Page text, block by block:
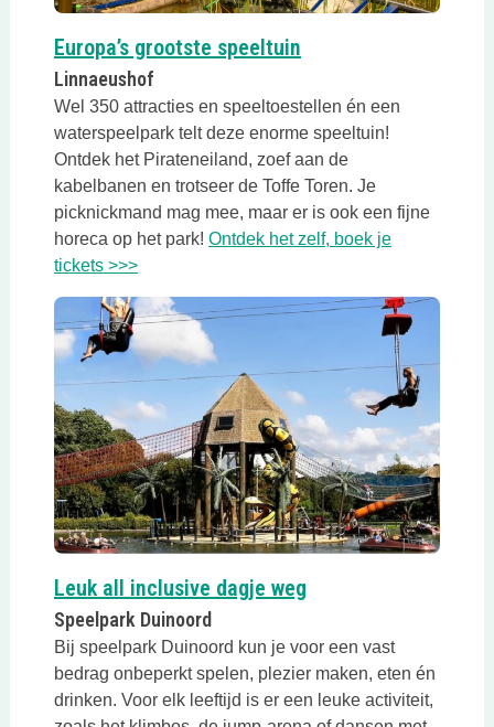
Europa’s grootste speeltuinDeze link opent in
Linnaeushof
Wel 350 attracties en speeltoestellen én een
waterspeelpark telt deze enorme speeltuin!
Ontdek het Pirateneiland, zoef aan de
kabelbanen en trotseer de Toffe Toren. Je
picknickmand mag mee, maar er is ook een fijne
horeca op het park! Ontdek het zelf, boek je
tickets >>>Deze link opent in een nieuwe tab
Leuk all inclusive dagje wegDeze link opent in
Speelpark Duinoord
Bij speelpark Duinoord kun je voor een vast
bedrag onbeperkt spelen, plezier maken, eten én
drinken. Voor elk leeftijd is er een leuke activiteit,